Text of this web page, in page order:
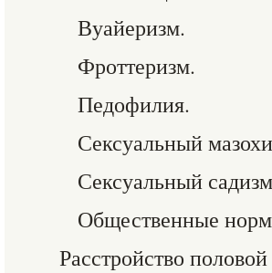
Вуайеризм.
Фроттеризм.
Педофилия.
Сексуальный
Сексуальный
Общественные
Расстройство